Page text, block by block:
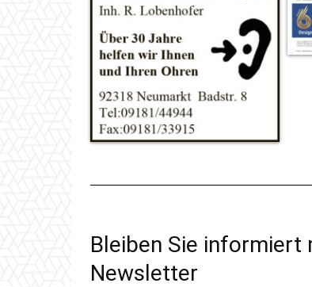
Bleiben Sie informiert
Newsletter